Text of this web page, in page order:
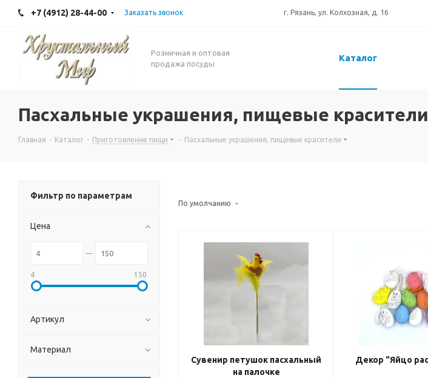
+7 (4912) 28-44-00 Заказать звонок г. Рязань, ул. Колхозная, д. 16
Розничная и оптовая
продажа посуды
Каталог
Пасхальные украшения, пищевые красители
Главная - Каталог - Приготовление пищи - Пасхальные украшения, пищевые красители
По умолчанию
Сувенир петушок пасхальный
на палочке
Декор "Яйцо
Фильтр по параметрам
Цена
4 150
Артикул
Материал